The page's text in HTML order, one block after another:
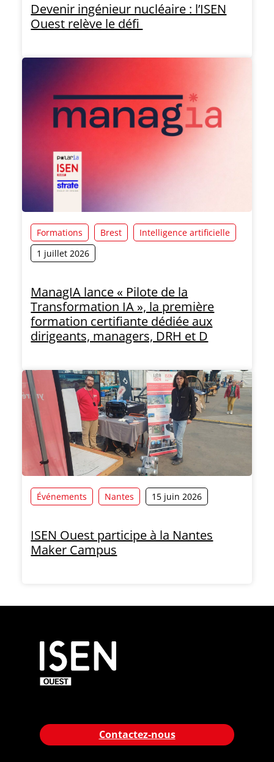
Devenir ingénieur nucléaire : l’ISEN
Ouest relève le défi
Formations Brest
Intelligence artificielle
1 juillet 2026
ManagIA lance « Pilote de la
Transformation IA », la première
formation certifiante dédiée aux
dirigeants, managers, DRH et D
Événements Nantes 15 juin 2026
ISEN Ouest participe à la Nantes
Maker Campus
Contactez-nous